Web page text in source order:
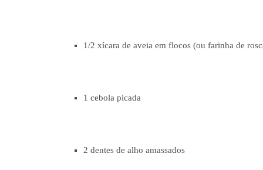
1/2 xícara de aveia em flocos (ou farinha de
1 cebola picada
2 dentes de alho amassados